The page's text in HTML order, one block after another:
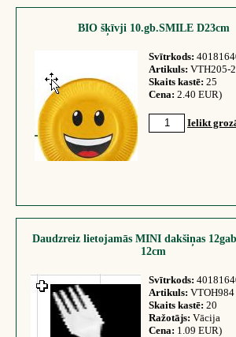
BIO šķīvji 10.gb.SMILE D23cm
Svītrkods:
Artikuls: VTH205-
Skaits kastē: 25
Cena: 2.40 EUR)
Ielikt
Daudzreiz lietojamās MINI dakšiņas
12cm
Svītrkods:
Artikuls: VTOH984
Skaits kastē: 20
Ražotājs: Vācija
Cena: 1.09 EUR)